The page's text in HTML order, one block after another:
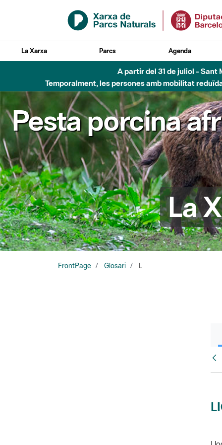
Salta al contingut principal
La Xarxa Parcs Agenda
A partir del 31 de juliol -
Temporalment, les persones amb mobilitat
Pesta porcina
La
FrontPage Glosari L